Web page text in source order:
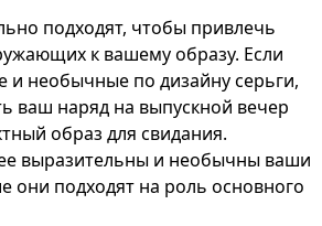
подходят, чтобы привлечь
к вашему образу. Если
и необычные по дизайну серьги,
ваш наряд на выпускной вечер
образ для свидания.
выразительны и необычны ваши
они подходят на роль основного